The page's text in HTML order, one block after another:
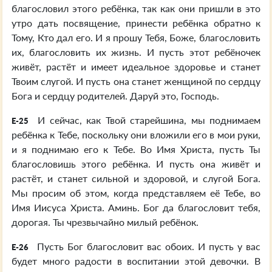
благословил этого ребёнка, так как они пришли в это
утро дать посвящение, принести ребёнка обратно к
Тому, Кто дал его. И я прошу Тебя, Боже, благословить
их, благословить их жизнь. И пусть этот ребёночек
живёт, растёт и имеет идеальное здоровье и станет
Твоим слугой. И пусть она станет женщиной по сердцу
Бога и сердцу родителей. Даруй это, Господь.
E-25
И сейчас, как Твой старейшина, мы поднимаем
ребёнка к Тебе, поскольку они вложили его в мои руки,
и я поднимаю его к Тебе. Во Имя Христа, пусть Ты
благословишь этого ребёнка. И пусть она живёт и
растёт, и станет сильной и здоровой, и слугой Бога.
Мы просим об этом, когда представляем её Тебе, во
Имя Иисуса Христа. Аминь. Бог да благословит тебя,
дорогая. Ты чрезвычайно милый ребёнок.
E-26
Пусть Бог благословит вас обоих. И пусть у вас
будет много радости в воспитании этой девочки. В